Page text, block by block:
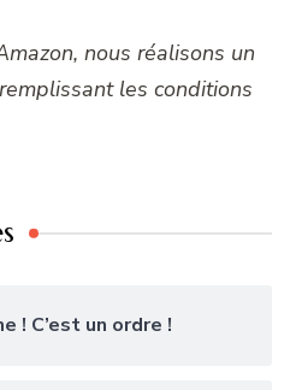
nous réalisons un
les conditions
! C’est un ordre !